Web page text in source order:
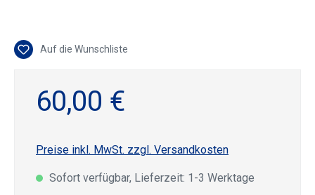
Auf die Wunschliste
60,00 €
Preise inkl. MwSt. zzgl. Versandkosten
Sofort verfügbar, Lieferzeit: 1-3 Werktage